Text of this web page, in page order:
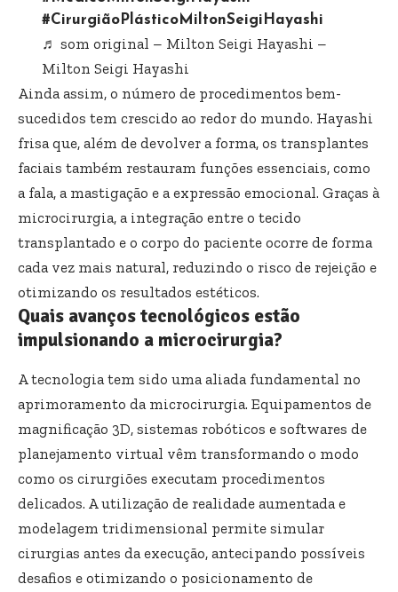
#CirurgiãoPlásticoMiltonSeigiHayashi
♬ som original – Milton Seigi Hayashi –
Milton Seigi Hayashi
Ainda assim, o número de procedimentos bem-
sucedidos tem crescido ao redor do mundo. Hayashi
frisa que, além de devolver a forma, os transplantes
faciais também restauram funções essenciais, como
a fala, a mastigação e a expressão emocional. Graças à
microcirurgia, a integração entre o tecido
transplantado e o corpo do paciente ocorre de forma
cada vez mais natural, reduzindo o risco de rejeição e
otimizando os resultados estéticos.
Quais avanços tecnológicos estão
impulsionando a microcirurgia?
A tecnologia tem sido uma aliada fundamental no
aprimoramento da microcirurgia. Equipamentos de
magnificação 3D, sistemas robóticos e softwares de
planejamento virtual vêm transformando o modo
como os cirurgiões executam procedimentos
delicados. A utilização de realidade aumentada e
modelagem tridimensional permite simular
cirurgias antes da execução, antecipando possíveis
desafios e otimizando o posicionamento de